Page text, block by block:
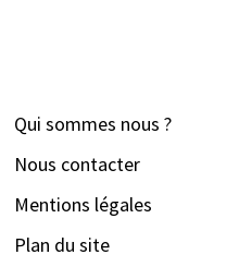
Qui sommes nous ?
Nous contacter
Mentions légales
Plan du site